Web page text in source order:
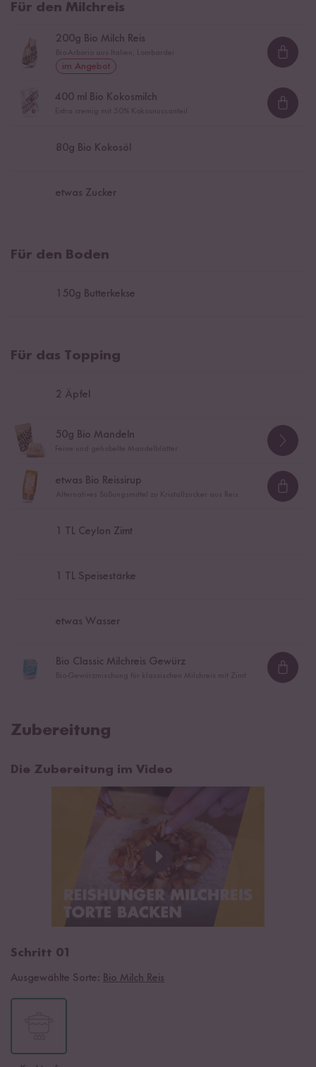
Für den Milchreis
200g Bio Milch Reis
im Angebot
400 ml Bio Kokosmilch
80g Bio Kokosöl
etwas Zucker
Für den Boden
150g Butterkekse
Für das Topping
2 Äpfel
50g Bio Mandeln
etwas Bio Reissirup
1 TL Ceylon Zimt
1 TL Speisestärke
etwas Wasser
Bio Classic Milchreis Gewürz
Zubereitung
Die Zubereitung im Video
Schritt 01
Ausgewählte Sorte: Bio Milch Reis